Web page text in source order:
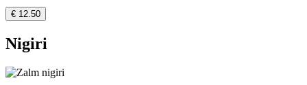
€ 12.50
Nigiri